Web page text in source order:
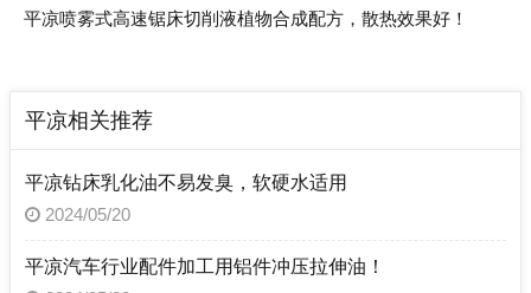
平凉喷雾式高速锯床切削液植物合成配方，散热效果好！
平凉相关推荐
平凉钻床乳化油不易发臭，软硬水适用
2024/05/20
平凉汽车行业配件加工用铝件冲压拉伸油！